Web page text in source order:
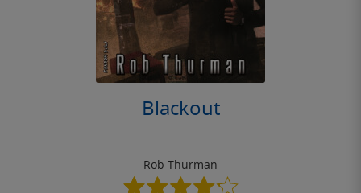
Blackout
Rob Thurman
4.2